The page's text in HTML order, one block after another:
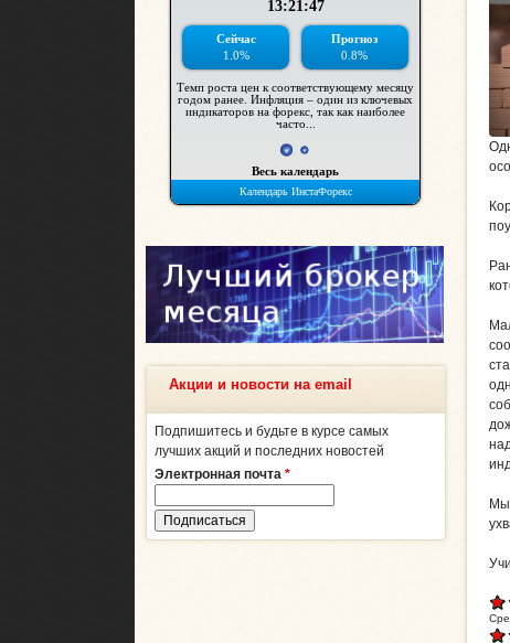
Акции и новости на email
Подпишитесь и будьте в курсе самых
лучших акций и последних новостей
Электронная почта *